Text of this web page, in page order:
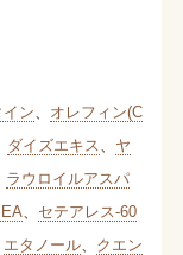
ン
オレフィン(C
ダイズエキス
ヤ
ラウロイルアスパ
セテアレス-60
エタノール、 クエン